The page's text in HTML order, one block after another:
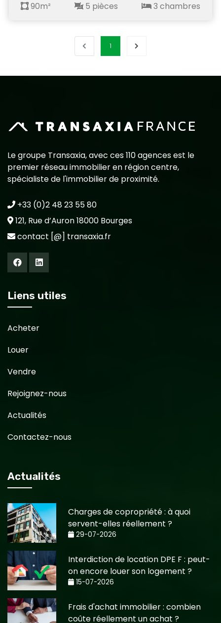
90m² 5 pièces 3 chambres
1
Le groupe Transaxia, avec ces 110 agences est le
premier réseau immobilier en région centre,
spécialiste de l'immobilier de proximité.
+33 (0)2 48 23 55 80
121, Rue d’Auron 18000 Bourges
contact [@] transaxia.fr
Liens utiles
Acheter
Louer
Vendre
Rejoignez-nous
Actualités
Contactez-nous
Actualités
Charges de copropriété : à quoi
servent-elles réellement ?
29-07-2026
Interdiction de location DPE F : peut-
on encore louer son logement ?
15-07-2026
Frais d'achat immobilier : combien
coûte réellement un achat ?